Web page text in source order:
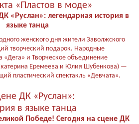
«Руслан»: легендарная история в
языке танца
женского дня жители Заволжского
творческий подарок. Народные
«Дега» и Творческое объединение
Еремеева и Юлия Шубенкова) —
пластический спектакль «Девчата».
Победе! Сегодня на сцене ДК